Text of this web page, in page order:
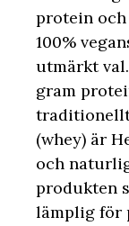
protein
100%
utmärkt
gram
(whey) är
och
produkten
lämplig för